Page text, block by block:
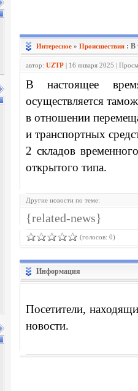
Интересное » Проиcшествия : В
автор: UZTP | 16 января 2025 |
В настоящее
осуществляется
в отношении
и транспортных
2 складов
открытого типа.
Другие новости по теме:
{related-news}
(голосов: 0)
Информация
Посетители,
новости.